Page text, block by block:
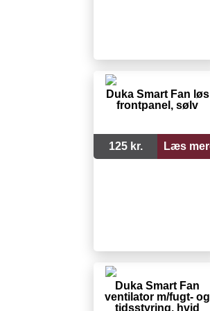
Duka Smart Fan løs
frontpanel, sølv
125 kr. Læs
Duka Smart Fan
ventilator m/fugt- og
tidsstyring, hvid